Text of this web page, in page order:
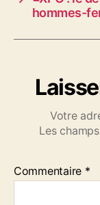
hommes-
Votre
Les
Commentaire *